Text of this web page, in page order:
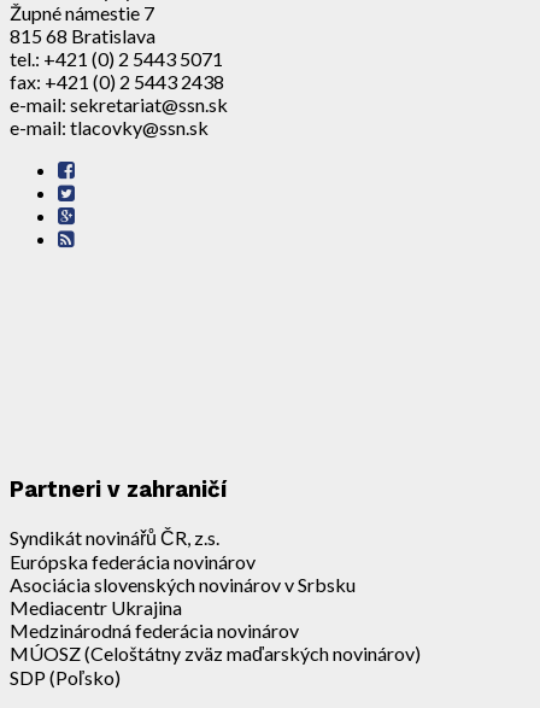
Župné námestie 7
815 68 Bratislava
tel.: +421 (0) 2 5443 5071
fax: +421 (0) 2 5443 2438
e-mail: sekretariat@ssn.sk
e-mail: tlacovky@ssn.sk
Partneri v zahraničí
Syndikát novinářů ČR, z.s.
Európska federácia novinárov
Asociácia slovenských novinárov v Srbsku
Mediacentr Ukrajina
Medzinárodná federácia novinárov
MÚOSZ (Celoštátny zväz maďarských novinárov)
SDP (Poľsko)